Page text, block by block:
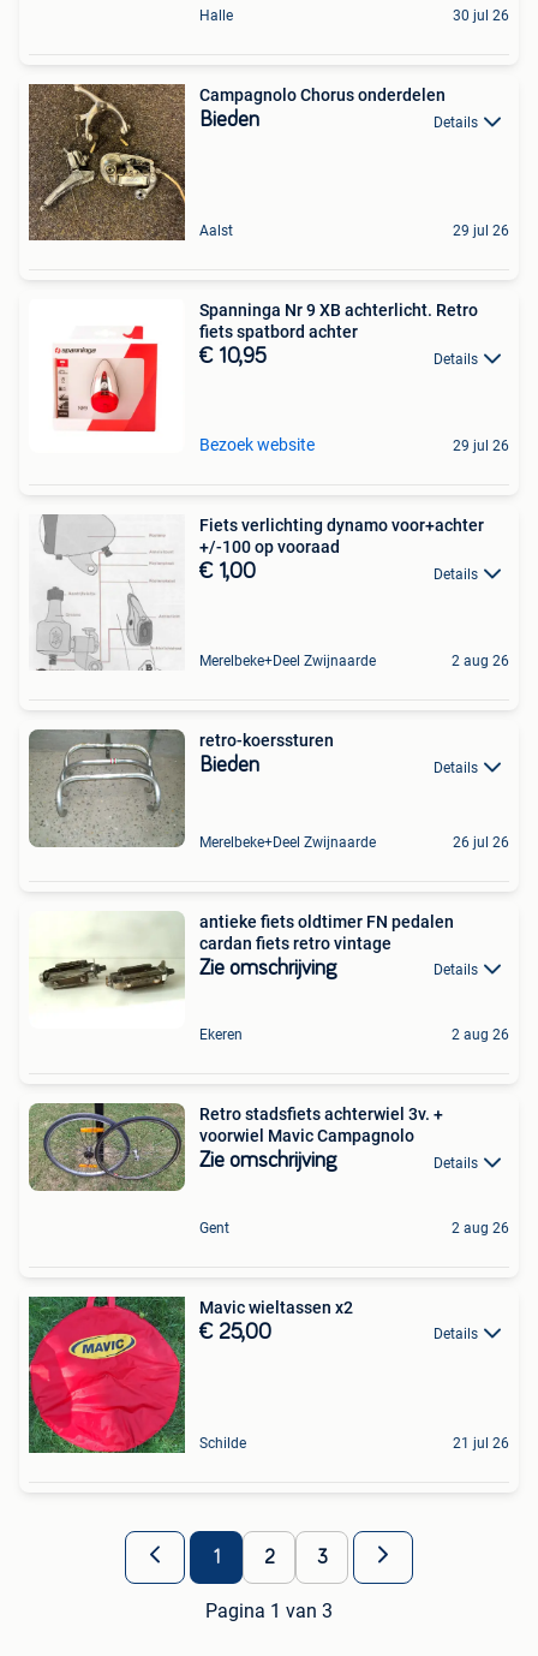
Halle 30 jul 26
Campagnolo Chorus onderdelen
Bieden Details
Aalst 29 jul 26
Spanninga Nr 9 XB achterlicht. Retro
fiets spatbord achter
€ 10,95 Details
Bezoek website 29 jul 26
Fiets verlichting dynamo voor+achter
+/-100 op vooraad
€ 1,00 Details
Merelbeke+Deel Zwijnaarde 2 aug 26
retro-koerssturen
Bieden Details
Merelbeke+Deel Zwijnaarde 26 jul 26
antieke fiets oldtimer FN pedalen
cardan fiets retro vintage
Zie omschrijving Details
Ekeren 2 aug 26
Retro stadsfiets achterwiel 3v. +
voorwiel Mavic Campagnolo
Zie omschrijving Details
Gent 2 aug 26
Mavic wieltassen x2
€ 25,00 Details
Schilde 21 jul 26
1 2 3
Pagina 1 van 3